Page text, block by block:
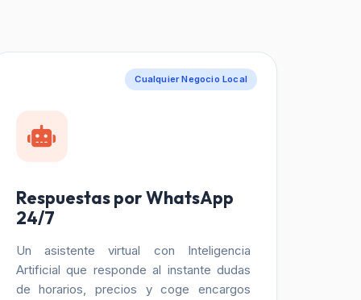
Cualquier Negocio Local
Respuestas por WhatsApp
24/7
Un asistente virtual con Inteligencia
Artificial que responde al instante dudas
de horarios, precios y coge encargos